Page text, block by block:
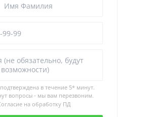
в течение 5* минут.
вопросы - мы вам перезвоним.
на обработку ПД